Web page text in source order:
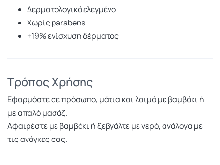
Δερματολογικά ελεγμένο
Χωρίς parabens
+19% ενίσχυση δέρματος
Τρόπος Χρήσης
Εφαρμόστε σε πρόσωπο, μάτια και λαιμό με βαμβάκι ή
με απαλό μασάζ.
Αφαιρέστε με βαμβάκι ή ξεβγάλτε με νερό, ανάλογα με
τις ανάγκες σας.